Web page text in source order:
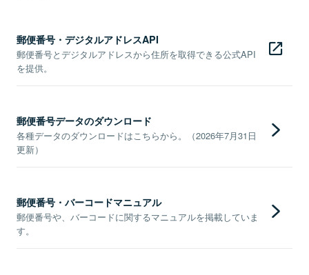
郵便番号・デジタルアドレスAPI
郵便番号とデジタルアドレスから住所を取得できる公式API
を提供。
郵便番号データのダウンロード
各種データのダウンロードはこちらから。（2026年7月31日
更新）
郵便番号・バーコードマニュアル
郵便番号や、バーコードに関するマニュアルを掲載していま
す。